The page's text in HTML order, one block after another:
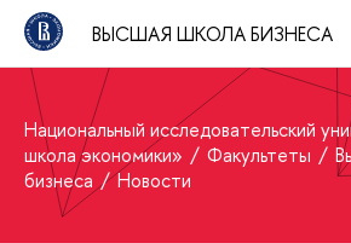
ВЫСШАЯ ШКОЛА БИЗНЕСА
Национальный исследовательский
школа экономики»
Факультеты
бизнеса
Новости